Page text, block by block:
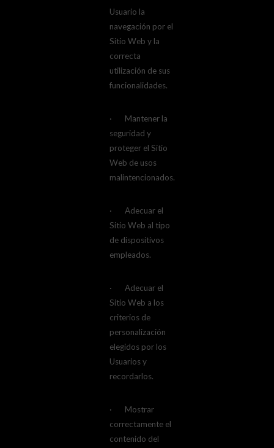
Usuario la
navegación por el
Sitio Web y la
correcta
utilización de sus
funcionalidades.
· Mantener la
seguridad y
proteger el Sitio
Web de usos
malintencionados.
· Adecuar el
Sitio Web al tipo
de dispositivos
empleados.
· Adecuar el
Sitio Web a los
criterios de
personalización
elegidos por los
Usuarios y
recordarlos.
· Mostrar
correctamente el
contenido del